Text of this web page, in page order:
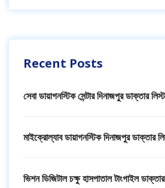
Recent Posts
সেবা ডায়াগনস্টিক সেন্টার দিনাজপুর ডাক্তার
মাইক্রোল্যাব ডায়াগনস্টিক দিনাজপুর ডাক্তার
ভিশন ডিজিটাল চক্ষু হাসপাতাল টাংগাইল